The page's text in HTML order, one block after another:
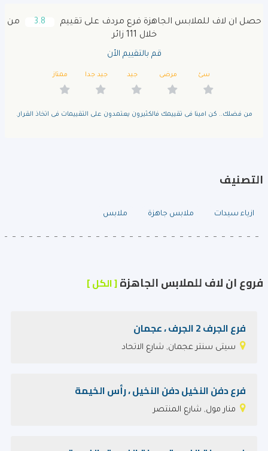
حصل ان لاف للملابس الجاهزة فرع مردف على تقييم 3.8
من
خلال 111 زائر
قم بالتقييم الأن
سئ مرضى جيد جيد جدا ممتاز
من فضلك.. كن امينا فى تقييمك فالكثيرون يعتمدون على التقييمات فى اتخاذ القرار.
التصنيف
ازياء سيدات ملابس جاهزة ملابس
فروع ان لاف للملابس الجاهزة[ الكل ]
فرع الجرف 2 الجرف ، عجمان
سيتى سنتر عجمان, شارع الاتحاد
فرع دفن النخيل دفن النخيل ، رأس الخيمة
منار مول, شارع المنتصر